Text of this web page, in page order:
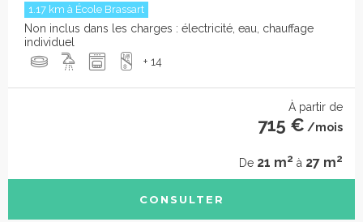
1.17 km à École Brassart
Non inclus dans les charges : électricité, eau, chauffage
individuel
+ 14
À partir de
715 € /mois
De 21 m2 à 27 m2
CONSULTER